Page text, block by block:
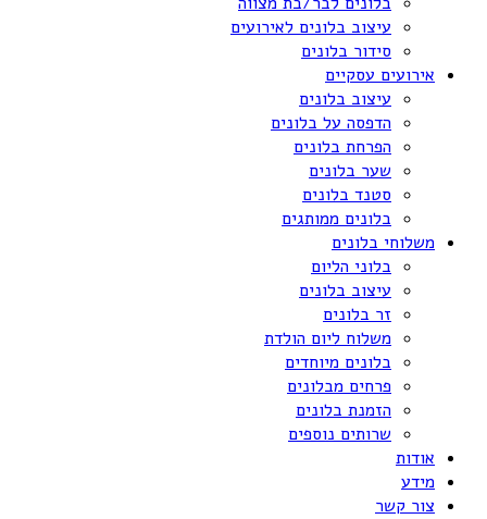
עיצוב בלונים לאירועים
סידור בלונים
אירועים עסקיים
עיצוב בלונים
הדפסה על בלונים
הפרחת בלונים
שער בלונים
סטנד בלונים
בלונים ממותגים
משלוחי בלונים
בלוני הליום
עיצוב בלונים
זר בלונים
משלוח ליום הולדת
בלונים מיוחדים
פרחים מבלונים
הזמנת בלונים
שרותים נוספים
אודות
מידע
צור קשר